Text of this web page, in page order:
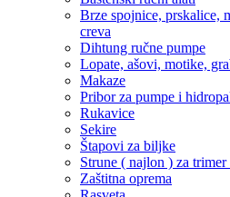
Brze spojnice, prskalice,
creva
Dihtung ručne pumpe
Lopate, ašovi, motike,
Makaze
Pribor za pumpe i
Rukavice
Sekire
Štapovi za biljke
Strune ( najlon ) za
Zaštitna oprema